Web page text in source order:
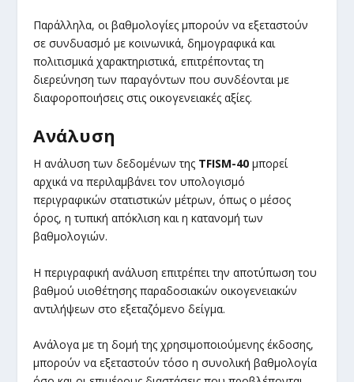
Παράλληλα, οι βαθμολογίες μπορούν να εξεταστούν
σε συνδυασμό με κοινωνικά, δημογραφικά και
πολιτισμικά χαρακτηριστικά, επιτρέποντας τη
διερεύνηση των παραγόντων που συνδέονται με
διαφοροποιήσεις στις οικογενειακές αξίες.
Ανάλυση
Η ανάλυση των δεδομένων της TFISM-40 μπορεί
αρχικά να περιλαμβάνει τον υπολογισμό
περιγραφικών στατιστικών μέτρων, όπως ο μέσος
όρος, η τυπική απόκλιση και η κατανομή των
βαθμολογιών.
Η περιγραφική ανάλυση επιτρέπει την αποτύπωση του
βαθμού υιοθέτησης παραδοσιακών οικογενειακών
αντιλήψεων στο εξεταζόμενο δείγμα.
Ανάλογα με τη δομή της χρησιμοποιούμενης έκδοσης,
μπορούν να εξεταστούν τόσο η συνολική βαθμολογία